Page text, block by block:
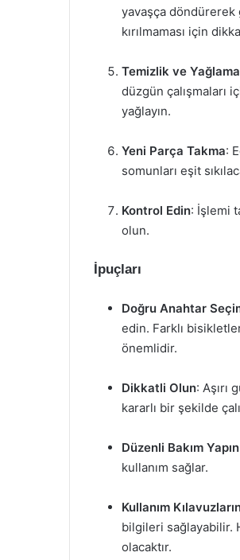
yavaşça döndürerek
kırılmaması için
Temizlik ve Yağlama
düzgün çalışmaları
yağlayın.
Yeni Parça Takma:
somunları eşit
Kontrol Edin: İşlemi
olun.
İpuçları
Doğru Anahtar
edin. Farklı
önemlidir.
Dikkatli Olun: Aşırı
kararlı bir şekilde
Düzenli Bakım Yapın
kullanım sağlar.
Kullanım
bilgileri sağlayabilir.
olacaktır.